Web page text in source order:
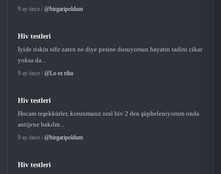
9 ay önce / @birgaripoldum
Hiv testleri
Iyide riskin sifir zaten ne diye pesine dusuyorsun hayatin tadini cikar
yoksa da...
9 ay önce / @Lo ez riha
Hiv testleri
Hocam teşekkürler, korunmasız oral hiv 2 den şüpheleniyorum onda
antijene bakılm...
9 ay önce / @birgaripoldum
Hiv testleri